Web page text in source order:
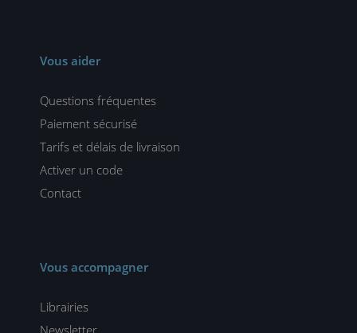
Vous aider
Questions fréquentes
Paiement sécurisé
Tarifs et délais de livraison
Activer un code
Contact
Vous accompagner
Librairies
Newsletter